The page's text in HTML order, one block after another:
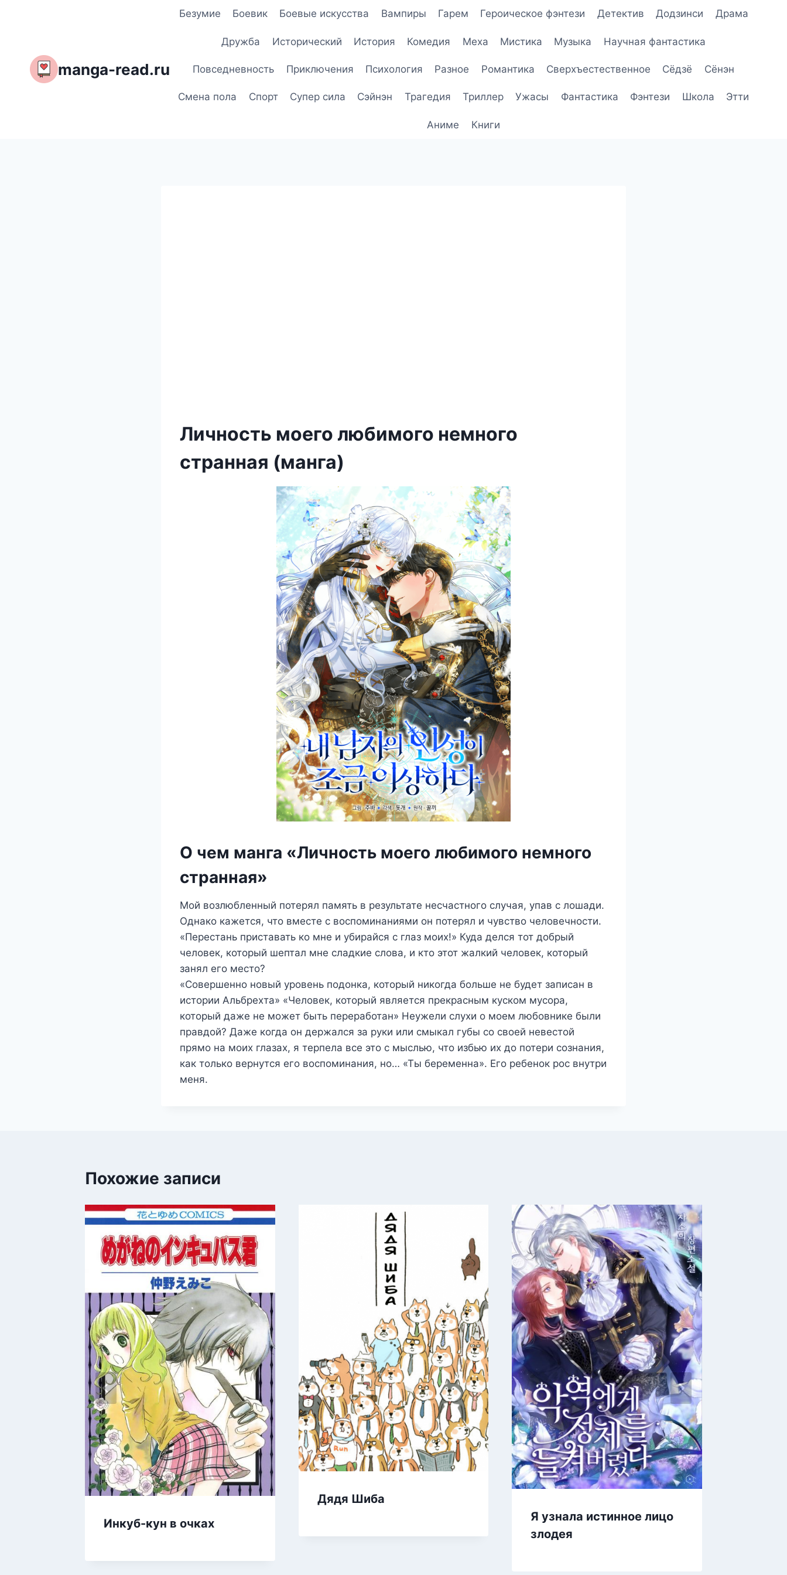
manga-read.ru
Безумие Боевик Боевые искусства Вампиры Гарем Героическое фэнтези Детектив Додзинси Драма
Дружба Исторический История Комедия Меха Мистика Музыка Научная фантастика
Повседневность Приключения Психология Разное Романтика Сверхъестественное Сёдзё Сёнэн
Смена пола Спорт Супер сила Сэйнэн Трагедия Триллер Ужасы Фантастика Фэнтези Школа Этти
Аниме Книги
Личность моего любимого немного
странная (манга)
О чем манга «Личность моего любимого немного
странная»
Мой возлюбленный потерял память в результате несчастного случая, упав с лошади.
Однако кажется, что вместе с воспоминаниями он потерял и чувство человечности.
«Перестань приставать ко мне и убирайся с глаз моих!» Куда делся тот добрый
человек, который шептал мне сладкие слова, и кто этот жалкий человек, который
занял его место?
«Совершенно новый уровень подонка, который никогда больше не будет записан в
истории Альбрехта» «Человек, который является прекрасным куском мусора,
который даже не может быть переработан» Неужели слухи о моем любовнике были
правдой? Даже когда он держался за руки или смыкал губы со своей невестой
прямо на моих глазах, я терпела все это с мыслью, что избью их до потери сознания,
как только вернутся его воспоминания, но… «Ты беременна». Его ребенок рос внутри
меня.
Похожие записи
Инкуб-кун в очках
Дядя Шиба
Я узнала истинное лицо
злодея